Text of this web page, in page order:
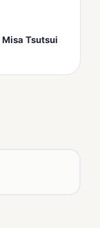
Misa Tsutsui